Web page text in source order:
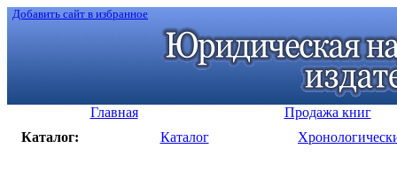
Добавить сайт в избранное
Главная
Продажа книг
Каталог:
Каталог